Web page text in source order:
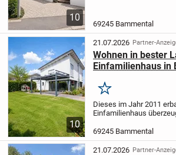
10
freundliche Atmosphäre,
69245 Bammental
10
21.07.2026 Partner-
Wohnen in bester
Einfamilienhaus in
Merken
Dieses im Jahr 2011
Einfamilienhaus
Raumgestaltung und
Grundriss. Auf ca. 147
und einem 397 m²
69245 Bammental
21.07.2026 Partner-